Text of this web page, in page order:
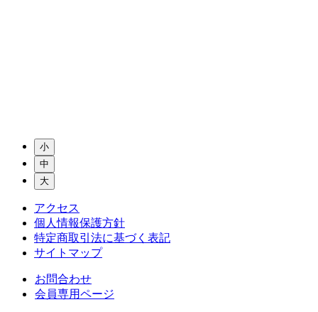
小
中
大
アクセス
個人情報保護方針
特定商取引法に基づく表記
サイトマップ
お問合わせ
会員専用ページ